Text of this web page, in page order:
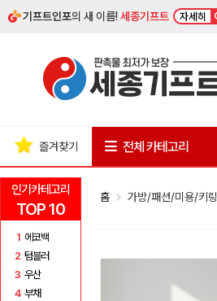
기프트인포의 새 이름!세종기프트 자세히
인기카테고리
TOP 10
1 에코백
2 텀블러
3 우산
4 부채
즐겨찾기 전체 카테고리
홈 가방/패션/미용/키링